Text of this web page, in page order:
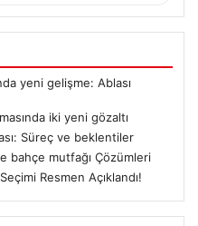
yeni gelişme: Ablası
iki yeni gözaltı
Süreç ve beklentiler
bahçe mutfağı Çözümleri
Resmen Açıklandı!